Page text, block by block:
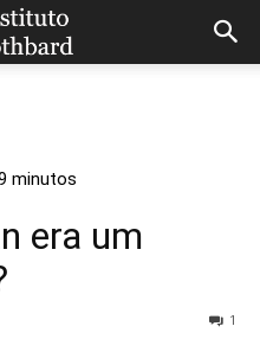
era um
1